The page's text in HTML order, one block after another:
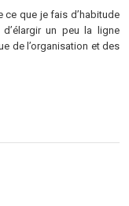
ce que je fais d’habitude
un peu la ligne
de l’organisation et des